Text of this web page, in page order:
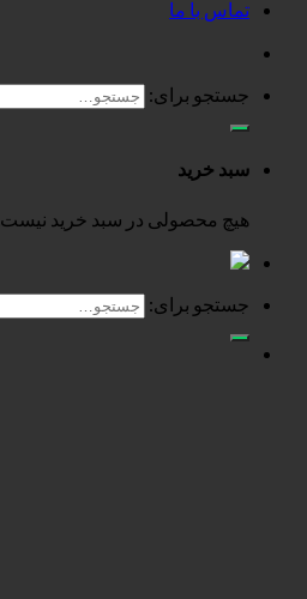
تماس با ما
جستجو برای:
سبد خرید
هیچ محصولی در سبد خرید نیست.
جستجو برای: